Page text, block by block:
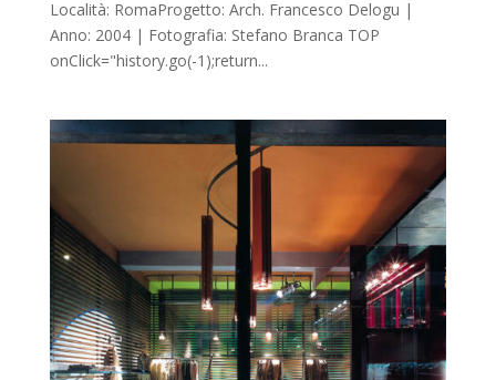
Località: RomaProgetto: Arch. Francesco Delogu |
Anno: 2004 | Fotografia: Stefano Branca TOP
onClick="history.go(-1);return...